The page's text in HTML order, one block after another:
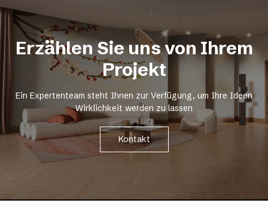
Erzählen Sie uns von Ihrem
Projekt
Ein Expertenteam steht Ihnen zur Verfügung, um Ihre Ideen
Wirklichkeit werden zu lassen
Kontakt